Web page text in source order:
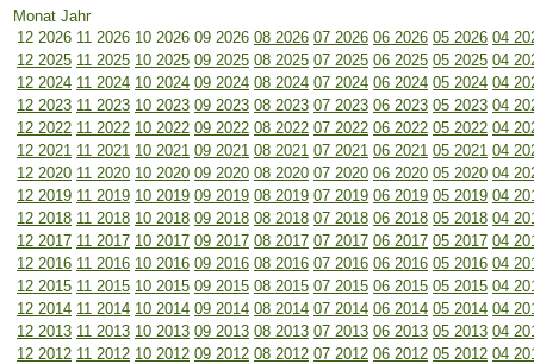
Monat Jahr
12 2026 11 2026 10 2026 09 2026 08 2026 07 2026 06 2026 05 2026 04
12 2025 11 2025 10 2025 09 2025 08 2025 07 2025 06 2025 05 2025 04
12 2024 11 2024 10 2024 09 2024 08 2024 07 2024 06 2024 05 2024 04
12 2023 11 2023 10 2023 09 2023 08 2023 07 2023 06 2023 05 2023 04
12 2022 11 2022 10 2022 09 2022 08 2022 07 2022 06 2022 05 2022 04
12 2021 11 2021 10 2021 09 2021 08 2021 07 2021 06 2021 05 2021 04
12 2020 11 2020 10 2020 09 2020 08 2020 07 2020 06 2020 05 2020 04
12 2019 11 2019 10 2019 09 2019 08 2019 07 2019 06 2019 05 2019 04
12 2018 11 2018 10 2018 09 2018 08 2018 07 2018 06 2018 05 2018 04
12 2017 11 2017 10 2017 09 2017 08 2017 07 2017 06 2017 05 2017 04
12 2016 11 2016 10 2016 09 2016 08 2016 07 2016 06 2016 05 2016 04
12 2015 11 2015 10 2015 09 2015 08 2015 07 2015 06 2015 05 2015 04
12 2014 11 2014 10 2014 09 2014 08 2014 07 2014 06 2014 05 2014 04
12 2013 11 2013 10 2013 09 2013 08 2013 07 2013 06 2013 05 2013 04
12 2012 11 2012 10 2012 09 2012 08 2012 07 2012 06 2012 05 2012 04